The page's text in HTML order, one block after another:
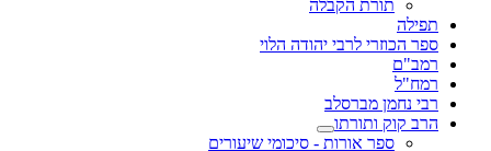
תורת הקבלה
תפילה
ספר הכוזרי לרבי יהודה הלוי
רמב"ם
רמח"ל
רבי נחמן מברסלב
הרב קוק ותורתו
ספר אורות - סיכומי שיעורים